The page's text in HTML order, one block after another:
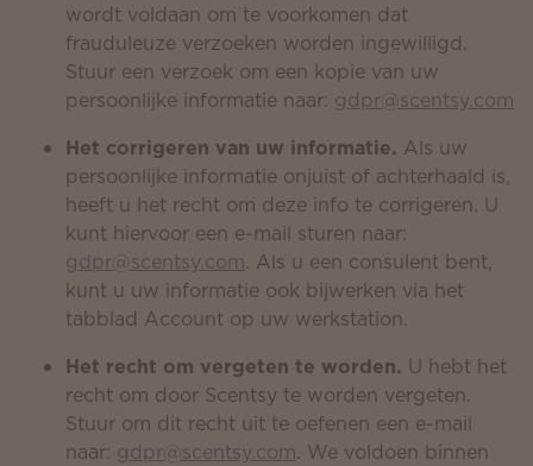
wordt voldaan om te voorkomen dat
frauduleuze verzoeken worden ingewilligd.
Stuur een verzoek om een kopie van uw
persoonlijke informatie naar: gdpr@scentsy.com
Het corrigeren van uw informatie. Als uw
persoonlijke informatie onjuist of achterhaald is,
heeft u het recht om deze info te corrigeren. U
kunt hiervoor een e-mail sturen naar:
gdpr@scentsy.com. Als u een consulent bent,
kunt u uw informatie ook bijwerken via het
tabblad Account op uw werkstation.
Het recht om vergeten te worden. U hebt het
recht om door Scentsy te worden vergeten.
Stuur om dit recht uit te oefenen een e-mail
naar: gdpr@scentsy.com. We voldoen binnen